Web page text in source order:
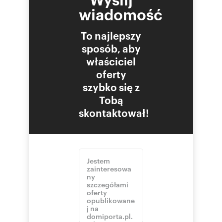
wiadomość
To najlepszy
sposób, aby
właściciel
oferty
szybko się z
Tobą
skontaktował!